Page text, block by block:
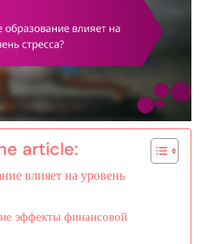
article:
влияет на уровень
эффекты финансовой